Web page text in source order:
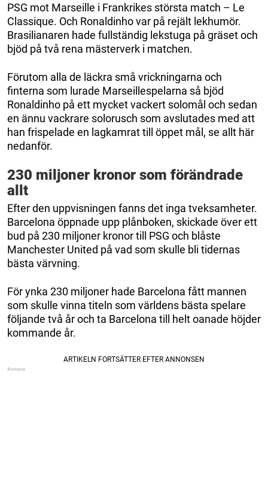
PSG mot Marseille i Frankrikes största match – Le
Classique. Och Ronaldinho var på rejält lekhumör.
Brasilianaren hade fullständig lekstuga på gräset och
bjöd på två rena mästerverk i matchen.
Förutom alla de läckra små vrickningarna och
finterna som lurade Marseillespelarna så bjöd
Ronaldinho på ett mycket vackert solomål och sedan
en ännu vackrare solorusch som avslutades med att
han frispelade en lagkamrat till öppet mål, se allt här
nedanför.
230 miljoner kronor som förändrade
allt
Efter den uppvisningen fanns det inga tveksamheter.
Barcelona öppnade upp plånboken, skickade över ett
bud på 230 miljoner kronor till PSG och blåste
Manchester United på vad som skulle bli tidernas
bästa värvning.
För ynka 230 miljoner hade Barcelona fått mannen
som skulle vinna titeln som världens bästa spelare
följande två år och ta Barcelona till helt oanade höjder
kommande år.